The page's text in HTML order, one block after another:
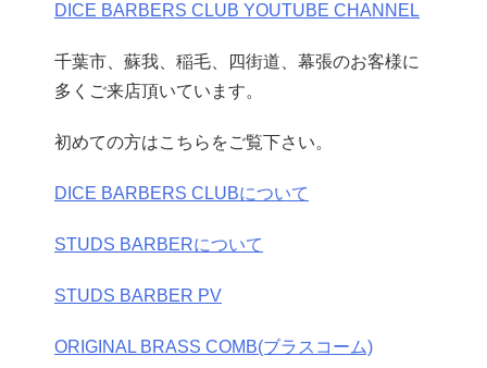
DICE BARBERS CLUB YOUTUBE CHANNEL
千葉市、蘇我、稲毛、四街道、幕張のお客様に
多くご来店頂いています。
初めての方はこちらをご覧下さい。
DICE BARBERS CLUBについて
STUDS BARBERについて
STUDS BARBER PV
ORIGINAL BRASS COMB(ブラスコーム)